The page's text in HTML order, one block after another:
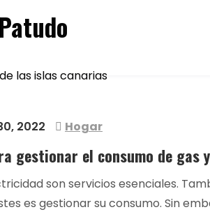
las islas canarias
2022 Hogar
gestionar el consumo de gas
son servicios esenciales.
es gestionar su consumo. Sin